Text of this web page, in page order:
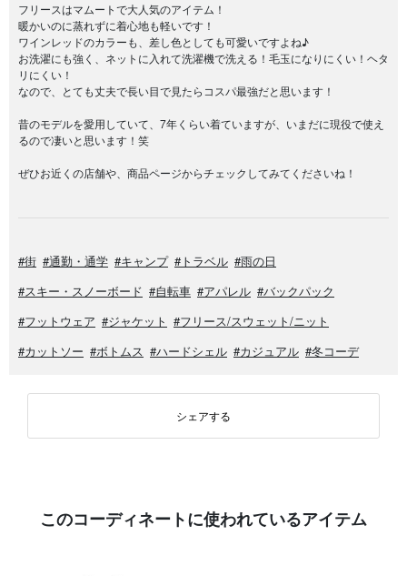
フリースはマムートで大人気のアイテム！
暖かいのに蒸れずに着心地も軽いです！
ワインレッドのカラーも、差し色としても可愛いですよね♪
お洗濯にも強く、ネットに入れて洗濯機で洗える！毛玉になりにくい！ヘタ
リにくい！
なので、とても丈夫で長い目で見たらコスパ最強だと思います！
昔のモデルを愛用していて、7年くらい着ていますが、いまだに現役で使え
るので凄いと思います！笑
ぜひお近くの店舗や、商品ページからチェックしてみてくださいね！
#街 #通勤・通学 #キャンプ #トラベル #雨の日
#スキー・スノーボード #自転車 #アパレル #バックパック
#フットウェア #ジャケット #フリース/スウェット/ニット
#カットソー #ボトムス #ハードシェル #カジュアル #冬コーデ
シェアする
このコーディネートに使われているアイテム